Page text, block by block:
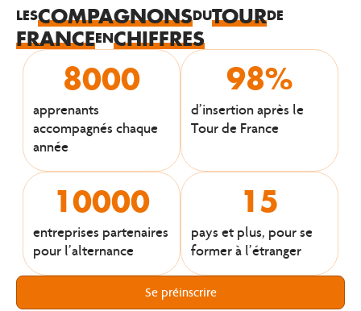
LESCOMPAGNONSDUTOURDE
FRANCEENCHIFFRES
apprenants
accompagnés chaque
année
8000
d’insertion après le
Tour de France
98%
entreprises partenaires
pour l’alternance
10000
pays et plus, pour se
former à l’étranger
15
Se préinscrire